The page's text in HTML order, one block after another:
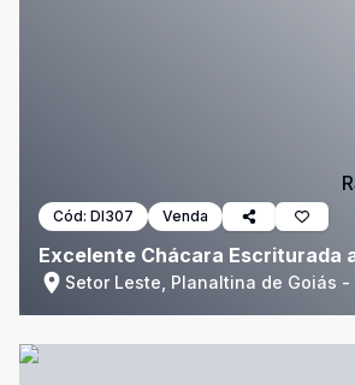
Cód: DI307 Venda
Excelente Chácara Escriturada
Setor Leste, Planaltina de Goiás -